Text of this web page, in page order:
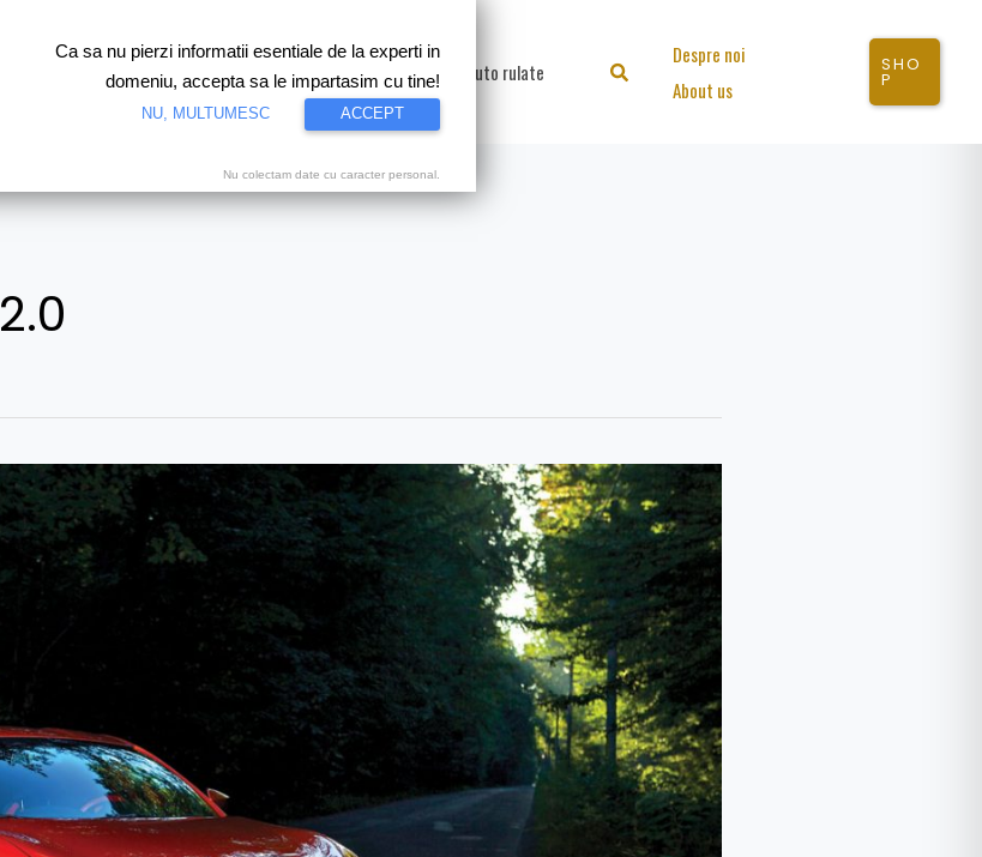
Motorsport Proiecte speciale Video Auto rulate Search
Despre noi
About us
SHO
P
Ca sa nu pierzi informatii esentiale de la experti in
domeniu, accepta sa le impartasim cu tine!
NU, MULTUMESC ACCEPT
Nu colectam date cu caracter personal.